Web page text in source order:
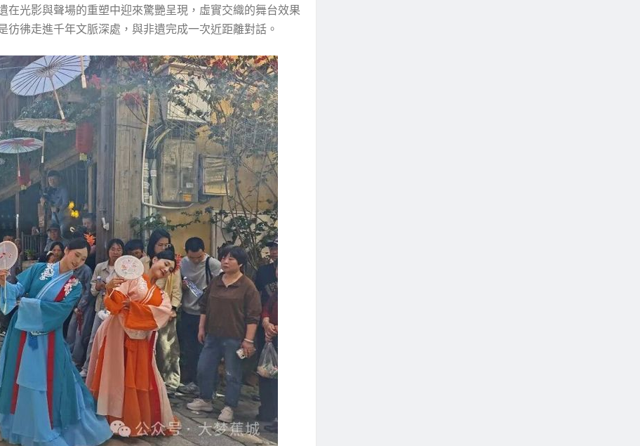
光影與聲場的重塑中迎來驚艷呈現，虛實交織的舞台效果
彿走進千年文脈深處，與非遺完成一次近距離對話。